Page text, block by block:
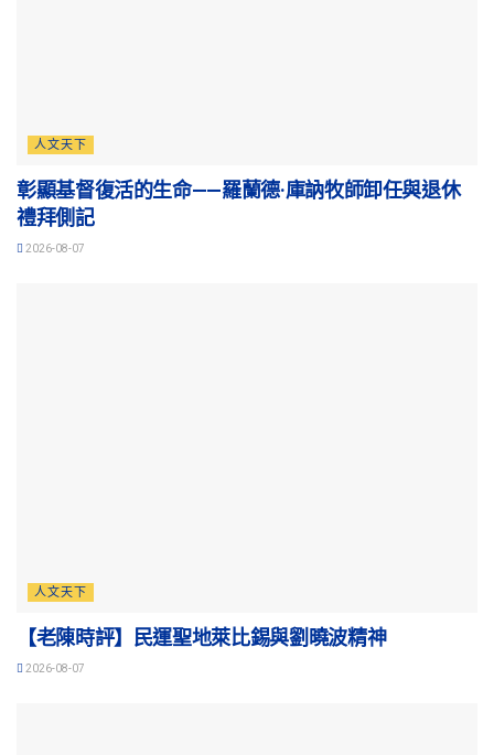
人文天下
彰顯基督復活的生命——羅蘭德·庫訥牧師卸任與退休
禮拜側記
2026-08-07
人文天下
【老陳時評】民運聖地萊比錫與劉曉波精神
2026-08-07